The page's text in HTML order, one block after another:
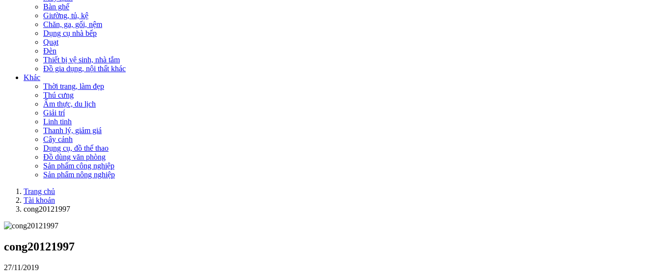
Bàn ghế
Giường, tủ, kệ
Chăn, ga, gối, nệm
Dụng cụ nhà bếp
Quạt
Đèn
Thiết bị vệ sinh, nhà tắm
Đồ gia dụng, nội thất khác
Khác
Thời trang, làm đẹp
Thú cưng
Ẩm thực, du lịch
Giải trí
Linh tinh
Thanh lý, giảm giá
Cây cảnh
Dụng cụ, đồ thể thao
Đồ dùng văn phòng
Sản phẩm công nghiệp
Sản phẩm nông nghiệp
Trang chủ
Tài khoản
cong20121997
cong20121997
27/11/2019